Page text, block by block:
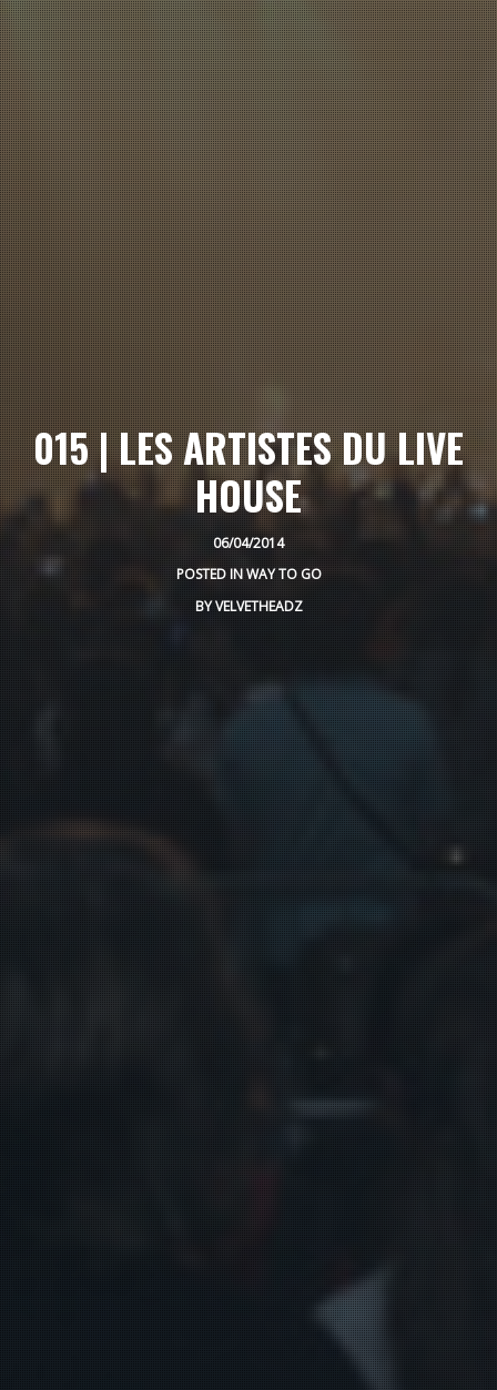
015 | LES ARTISTES DU LIVE
HOUSE
06/04/2014
POSTED INWAY TO GO
BYVELVETHEADZ